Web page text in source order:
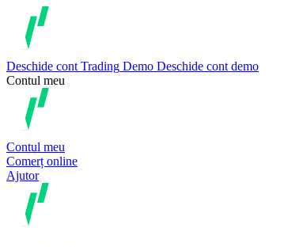
Deschide cont Trading Demo Deschide cont demo
Contul meu
Contul meu
Comerț online
Ajutor